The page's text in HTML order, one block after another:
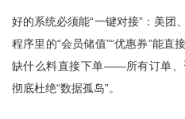
好的系统必须能“一键对接”：美团
程序里的“会员储值”“优惠券”能直
缺什么料直接下单——所有订单、
彻底杜绝“数据孤岛”。